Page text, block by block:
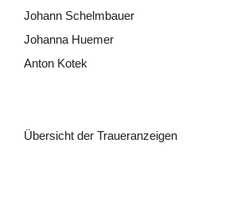
Johann Schelmbauer
Johanna Huemer
Anton Kotek
Übersicht der Traueranzeigen